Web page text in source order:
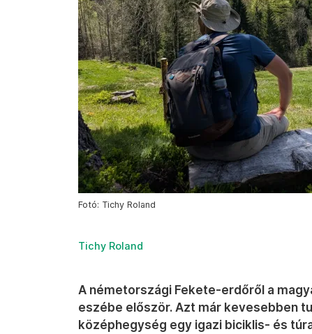
Fotó: Tichy Roland
Tichy Roland
A németországi Fekete-erdőről a
eszébe először. Azt már kevesebben
középhegység egy igazi biciklis- és